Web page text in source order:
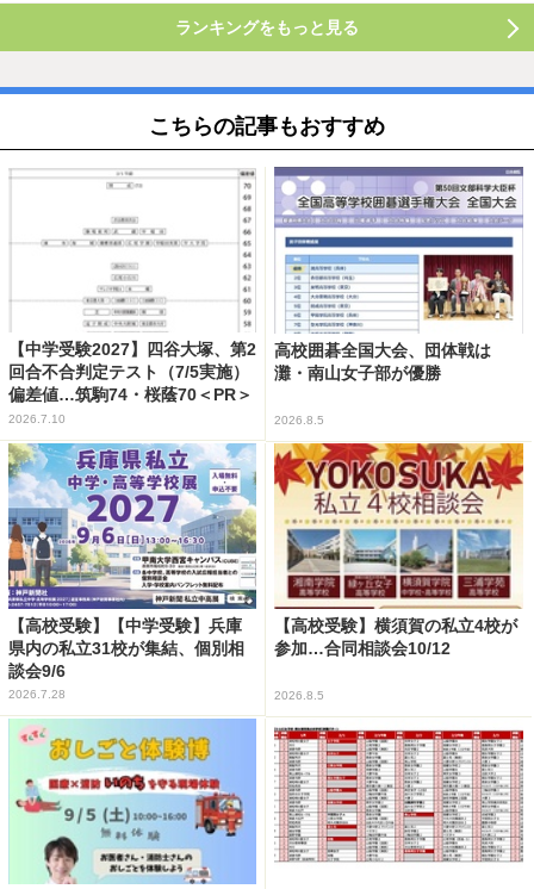
ランキングをもっと見る
こちらの記事もおすすめ
【中学受験2027】四谷大塚、第2
回合不合判定テスト（7/5実施）
偏差値…筑駒74・桜蔭70＜PR＞
2026.7.10
高校囲碁全国大会、団体戦は
灘・南山女子部が優勝
2026.8.5
【高校受験】【中学受験】兵庫
県内の私立31校が集結、個別相
談会9/6
2026.7.28
【高校受験】横須賀の私立4校が
参加…合同相談会10/12
2026.8.5